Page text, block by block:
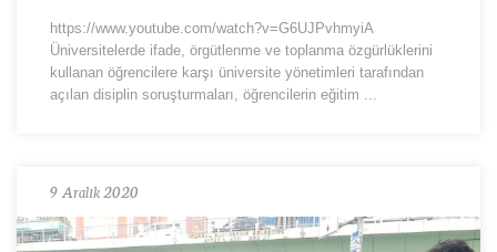
https://www.youtube.com/watch?v=G6UJPvhmyiA
Üniversitelerde ifade, örgütlenme ve toplanma özgürlüklerini
kullanan öğrencilere karşı üniversite yönetimleri tarafından
açılan disiplin soruşturmaları, öğrencilerin eğitim ...
9 Aralık 2020